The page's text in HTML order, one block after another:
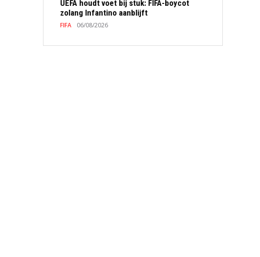
UEFA houdt voet bij stuk: FIFA-boycot
zolang Infantino aanblijft
FIFA 06/08/2026